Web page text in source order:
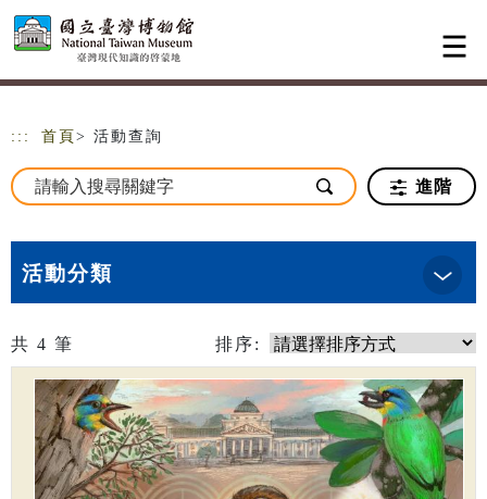
跳到主要內容
網站導覽
::: 首頁 > 活動查詢
進階
活動分類
共 4 筆 排序: